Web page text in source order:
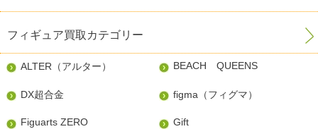
フィギュア買取カテゴリー
ALTER（アルター） BEACH QUEENS
DX超合金 figma（フィグマ）
Figuarts ZERO Gift